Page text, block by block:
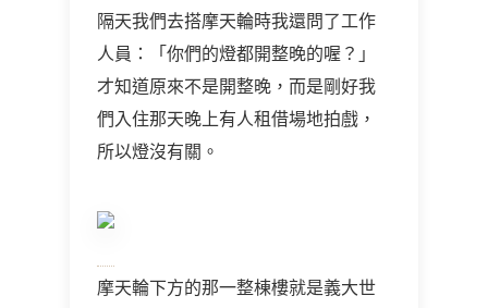
隔天我們去搭摩天輪時我還問了工作
人員：「你們的燈都開整晚的喔？」
才知道原來不是開整晚，而是剛好我
們入住那天晚上有人租借場地拍戲，
所以燈沒有關。
摩天輪下方的那一整棟樓就是義大世